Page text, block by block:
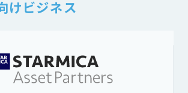
けビジネス